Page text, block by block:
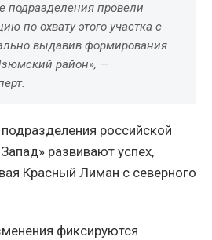
провели
по охвату этого участка с
выдавив формирования
район», —
российской
развивают успех,
Красный Лиман с северного
фиксируются